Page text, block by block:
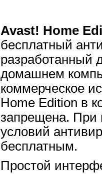
Avast! Home
бесплатный
разработанный
домашнем
коммерческое
Home Edition в
запрещена. При
условий
бесплатным.
Простой